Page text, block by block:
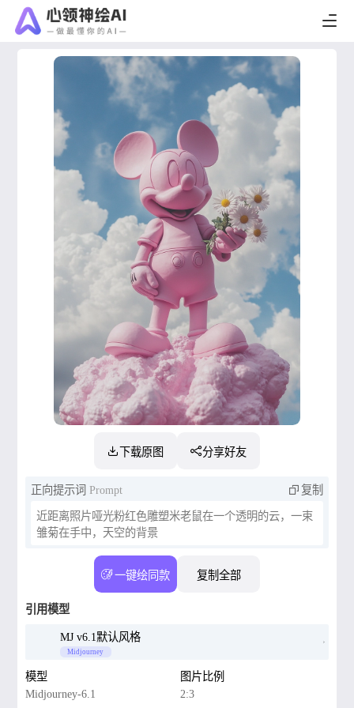
下载原图 分享好友
正向提示词 Prompt 复制
近距离照片哑光粉红色雕塑米老鼠在一个透明的云，一束
雏菊在手中，天空的背景
一键绘同款 复制全部
引用模型
MJ v6.1默认风格
Midjourney
模型
Midjourney-6.1
图片比例
2:3